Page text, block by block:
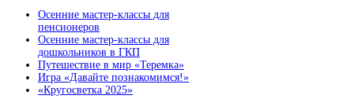
Осенние мастер-классы для
пенсионеров
Осенние мастер-классы для
дошкольников в ГКП
Путешествие в мир «Теремка»
Игра «Давайте познакомимся!»
«Кругосветка 2025»